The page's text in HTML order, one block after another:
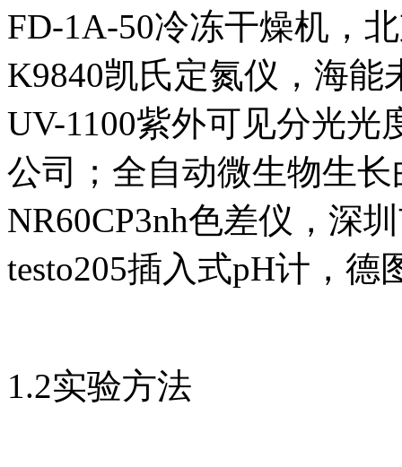
FD-1A-50冷冻干燥机，
K9840凯氏定氮仪，海
UV-1100紫外可见分光
公司；全自动微生物生长
NR60CP3nh色差仪，深
testo205插入式pH计，
1.2实验方法